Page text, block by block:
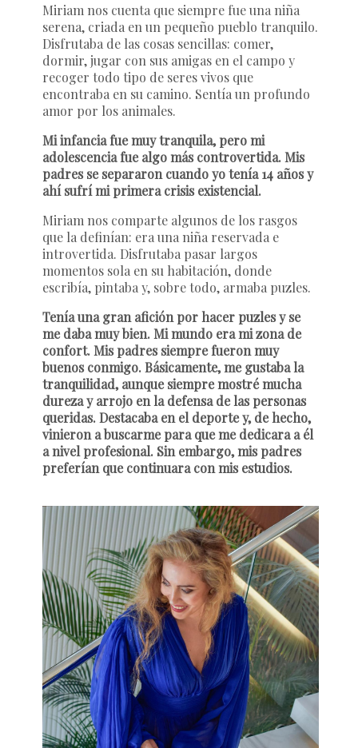
Miriam nos cuenta que siempre fue una niña
serena, criada en un pequeño pueblo tranquilo.
Disfrutaba de las cosas sencillas: comer,
dormir, jugar con sus amigas en el campo y
recoger todo tipo de seres vivos que
encontraba en su camino. Sentía un profundo
amor por los animales.
Mi infancia fue muy tranquila, pero mi
adolescencia fue algo más controvertida. Mis
padres se separaron cuando yo tenía 14 años y
ahí sufrí mi primera crisis existencial.
Miriam nos comparte algunos de los rasgos
que la definían: era una niña reservada e
introvertida. Disfrutaba pasar largos
momentos sola en su habitación, donde
escribía, pintaba y, sobre todo, armaba puzles.
Tenía una gran afición por hacer puzles y se
me daba muy bien. Mi mundo era mi zona de
confort. Mis padres siempre fueron muy
buenos conmigo. Básicamente, me gustaba la
tranquilidad, aunque siempre mostré mucha
dureza y arrojo en la defensa de las personas
queridas. Destacaba en el deporte y, de hecho,
vinieron a buscarme para que me dedicara a él
a nivel profesional. Sin embargo, mis padres
preferían que continuara con mis estudios.